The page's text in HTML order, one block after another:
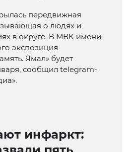
передвижная
о людях и
в округе. В МВК имени
экспозиция
Ямал» будет
сообщил telegram-
инфаркт: